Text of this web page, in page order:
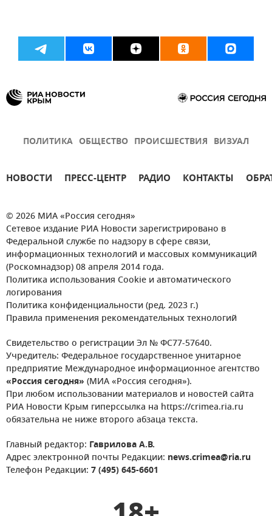
ПОЛИТИКА ОБЩЕСТВО ПРОИСШЕСТВИЯ ВИЗУАЛ
НОВОСТИ ПРЕСС-ЦЕНТР РАДИО КОНТАКТЫ
© 2026 МИА «Россия сегодня»
Сетевое издание РИА Новости зарегистрировано в
Федеральной службе по надзору в сфере связи,
информационных технологий и массовых коммуникаций
(Роскомнадзор) 08 апреля 2014 года.
Политика использования Cookie и автоматического
логирования
Политика конфиденциальности (ред. 2023 г.)
Правила применения рекомендательных технологий
Свидетельство о регистрации Эл № ФС77-57640.
Учредитель: Федеральное государственное унитарное
предприятие Международное информационное агентство
«Россия сегодня» (МИА «Россия сегодня»).
При любом использовании материалов и новостей сайта
РИА Новости Крым гиперссылка на https://crimea.ria.ru
обязательна не ниже второго абзаца текста.
Главный редактор: Гаврилова А.В.
Адрес электронной почты Редакции: news.crimea@ria.ru
Телефон Редакции: 7 (495) 645-6601